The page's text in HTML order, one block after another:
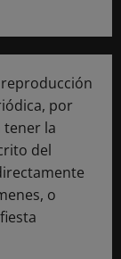
por
la
del
o